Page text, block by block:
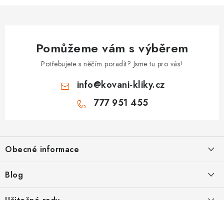
Pomůžeme vám s výběrem
Potřebujete s něčím poradit? Jsme tu pro vás!
info@kovani-kliky.cz
777 951 455
p
a
Obecné informace
Blog